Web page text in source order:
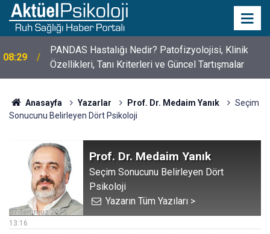
10:30
10 Mayıs Psikologlar Günü Nasıl Ortaya Çıktı? 10
Mayıs Tarihinin Hikayesi
Anasayfa Yazarlar Prof. Dr. Medaim Yanık
Seçim
Sonucunu Belirleyen Dört Psikoloji
Prof. Dr. Medaim Yanık
Seçim Sonucunu Belirleyen Dört
Psikoloji
Yazarın Tüm Yazıları >
13:16
07 Temmuz 2015